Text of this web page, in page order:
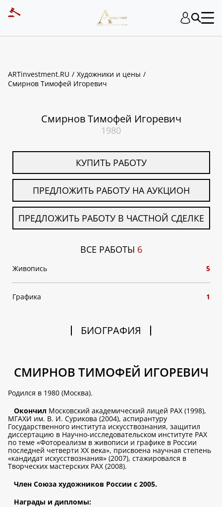
ARTinvestment.RU
Художники и цены
Смирнов Тимофей Игоревич
Смирнов Тимофей Игоревич
1980
КУПИТЬ РАБОТУ
ПРЕДЛОЖИТЬ РАБОТУ НА АУКЦИОН
ПРЕДЛОЖИТЬ РАБОТУ В ЧАСТНОЙ СДЕЛКЕ
ВСЕ РАБОТЫ 6
Живопись 5
Графика 1
БИОГРАФИЯ
СМИРНОВ ТИМОФЕЙ ИГОРЕВИЧ
Родился в 1980 (Москва).
Окончил Московский академический лицей РАХ (1998),
МГАХИ им. В. И. Сурикова (2004), аспирантуру
Государственного института искусствознания, защитил
диссертацию в Научно-исследовательском институте РАХ
по теме «Фотореализм в живописи и графике в России
последней четверти ХХ века», присвоена научная степень
«кандидат искусствознания» (2007), стажировался в
Творческих мастерских РАХ (2008).
Член Союза художников России с 2005.
Награды и дипломы: